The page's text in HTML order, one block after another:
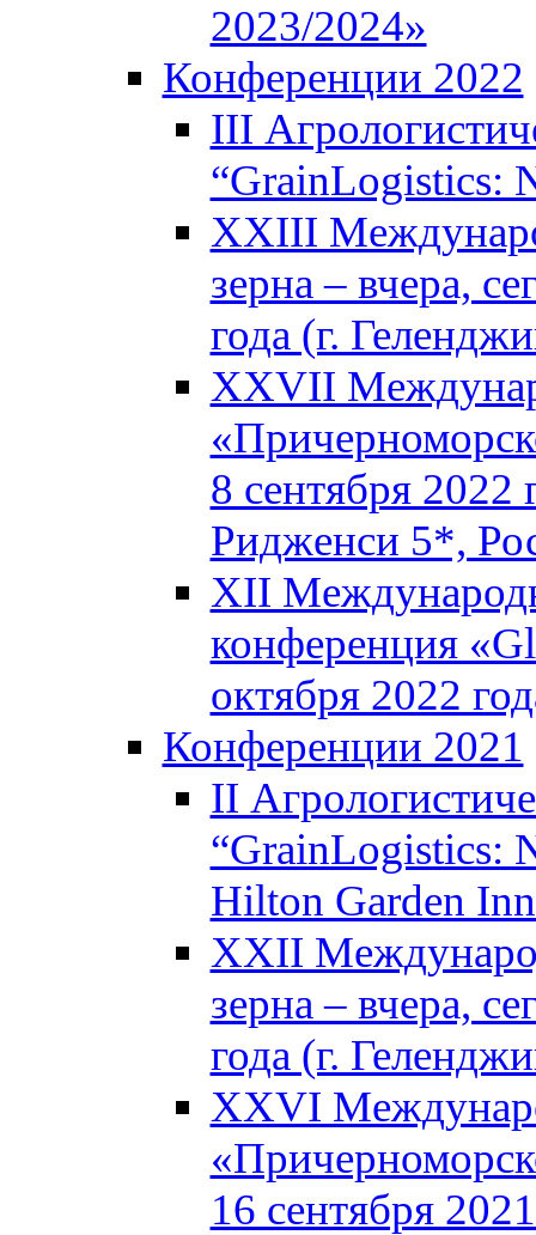
2023/2024»
Конференции 2022
III
“GrainLogistics:
XXIII
зерна – вчера,
года (г.
XXVII
8 сентября 2022
Ридженси 5*,
XII
конференция
октября 2022
Конференции 2021
II
“GrainLogistics:
Hilton Garden
XXII
зерна – вчера,
года (г.
XXVI
16 сентября